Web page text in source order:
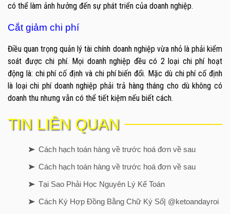
có thể làm ảnh hưởng đến sự phát triển của doanh nghiệp.
Cắt giảm chi phí
Điều quan trọng quản lý tài chính doanh nghiệp vừa nhỏ là phải kiểm
soát được chi phí. Mọi doanh nghiệp đều có 2 loại chi phí hoạt
động là: chi phí cố định và chi phí biến đổi. Mặc dù chi phí cố định
là loại chi phí doanh nghiệp phải trả hàng tháng cho dù không có
doanh thu nhưng vẫn có thể tiết kiệm nếu biết cách.
TIN LIÊN QUAN
Cách hạch toán hàng về trước hoá đơn về sau
Cách hạch toán hàng về trước hoá đơn về sau
Tại Sao Phải Học Nguyên Lý Kế Toán
Cách Ký Hợp Đồng Bằng Chữ Ký Số| @ketoandayroi